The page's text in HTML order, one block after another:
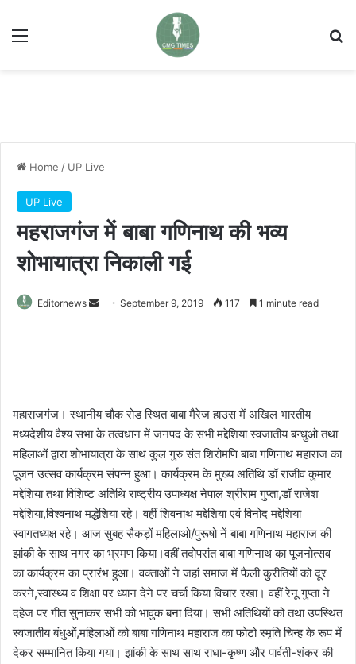
Menu
Home / UP Live
UP Live
महराजगंज में बाबा गणिनाथ की भव्य
शोभायात्रा निकाली गई
Editornews
SendSeptember 9, 2019 117 1 minute read
महाराजगंज। स्थानीय चौक रोड स्थित बाबा मैरेज हाउस में अखिल भारतीय
मध्यदेशीय वैश्य सभा के तत्वधान में जनपद के सभी मद्देशिया स्वजातीय बन्धुओ तथा
महिलाओं द्वारा शोभायात्रा के साथ कुल गुरु संत शिरोमणि बाबा गणिनाथ महाराज का
पूजन उत्सव कार्यक्रम संपन्न हुआ। कार्यक्रम के मुख्य अतिथि डॉ राजीव कुमार
मद्देशिया तथा विशिष्ट अतिथि राष्ट्रीय उपाध्यक्ष नेपाल श्रीराम गुप्ता,डॉ राजेश
मद्देशिया,विश्वनाथ मद्धेशिया रहे। वहीं शिवनाथ मद्देशिया एवं विनोद मद्देशिया
स्वागतध्यक्ष रहे। आज सुबह सैकड़ों महिलाओ/पुरूषो नें बाबा गणिनाथ महाराज की
झांकी के साथ नगर का भ्रमण किया।वहीं तदोपरांत बाबा गणिनाथ का पूजनोत्सव
का कार्यक्रम का प्रारंभ हुआ। वक्ताओं ने जहां समाज में फैली कुरीतियों को दूर
करने,स्वास्थ्य व शिक्षा पर ध्यान देने पर चर्चा किया विचार रखा। वहीं रेनू गुप्ता ने
दहेज पर गीत सुनाकर सभी को भावुक बना दिया। सभी अतिथियों को तथा उपस्थित
स्वजातीय बंधुओं,महिलाओं को बाबा गणिनाथ महाराज का फोटो स्मृति चिन्ह के रूप में
देकर सम्मानित किया गया। झांकी के साथ साथ राधा-कृष्ण और पार्वती-शंकर की